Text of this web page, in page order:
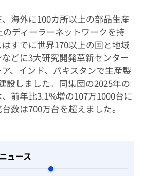
海外に100カ所以上の部品生産
ディーラーネットワークを持
すでに世界170以上の国と地域
どに3大研究開発革新センター
、インド、パキスタンで生産製
設しました。同集団の2025年の
前年比3.1%増の107万1000台に
数は700万台を超えました。
ュース